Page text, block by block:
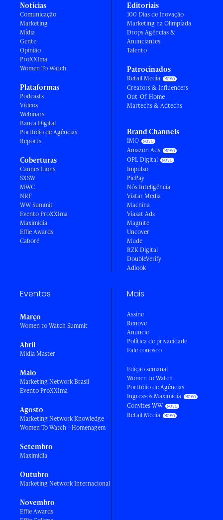
Notícias
Comunicação
Marketing
Mídia
Gente
Opinião
ProXXIma
Women To Watch
Plataformas
Podcasts
Vídeos
Webinars
Banca Digital
Portfólio de Agências
Reports
Coberturas
Cannes Lions
SXSW
MWC
NRF
WW Summit
Evento ProXXIma
Maximídia
Effie Awards
Caboré
Editoriais
100 Dias de Inovação
Marketing na Olimpíada
Drops Agências &
Anunciantes
Talento
Patrocinados
Retail Media
Creators & Influencers
Out-Of-Home
Martechs & Adtechs
Brand Channels
IMO
Amazon Ads
OPL Digital
Impulso
PicPay
Nós Inteligência
Vistar Media
Machina
Viasat Ads
Magnite
Uncover
Mude
RZK Digital
DoubleVerify
Adlook
Eventos
Março
Women to Watch Summit
Abril
Mídia Master
Maio
Marketing Network Brasil
Evento ProXXIma
Agosto
Marketing Network Knowledge
Women To Watch - Homenagem
Setembro
Maximídia
Outubro
Marketing Network Internacional
Novembro
Effie Awards
Mais
Assine
Renove
Anuncie
Política de privacidade
Fale conosco
Edição semanal
Women to Watch
Portfólio de Agências
Ingressos Maximídia
Convites WW
Retail Media